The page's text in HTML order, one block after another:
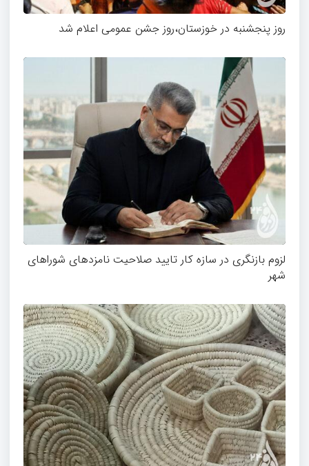
روز پنجشنبه در خوزستان،روز جشن عمومی اعلام شد
لزوم بازنگری در سازه کار تایید صلاحیت نامزدهای شوراهای
شهر